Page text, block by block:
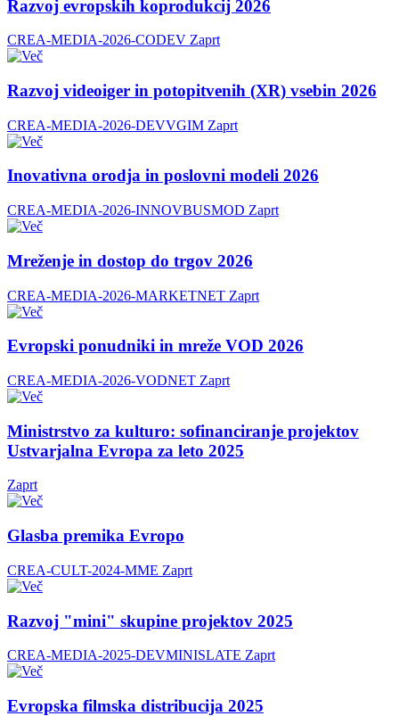
Razvoj evropskih koprodukcij 2026
CREA-MEDIA-2026-CODEV Zaprt
Razvoj videoiger in potopitvenih (XR) vsebin 2026
CREA-MEDIA-2026-DEVVGIM Zaprt
Inovativna orodja in poslovni modeli 2026
CREA-MEDIA-2026-INNOVBUSMOD Zaprt
Mreženje in dostop do trgov 2026
CREA-MEDIA-2026-MARKETNET Zaprt
Evropski ponudniki in mreže VOD 2026
CREA-MEDIA-2026-VODNET Zaprt
Ministrstvo za kulturo: sofinanciranje projektov
Ustvarjalna Evropa za leto 2025
Zaprt
Glasba premika Evropo
CREA-CULT-2024-MME Zaprt
Razvoj "mini" skupine projektov 2025
CREA-MEDIA-2025-DEVMINISLATE Zaprt
Evropska filmska distribucija 2025